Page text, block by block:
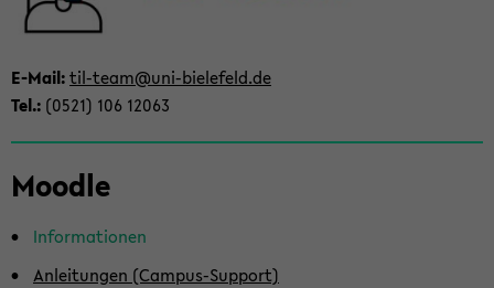
ti­
on
wech­
seln
E-​Mail:til-​team@uni-​bielefeld.de
Tel.: (0521) 106 12063
Mood­le
In­for­ma­tio­nen
An­lei­tun­gen (Campus-​Support)